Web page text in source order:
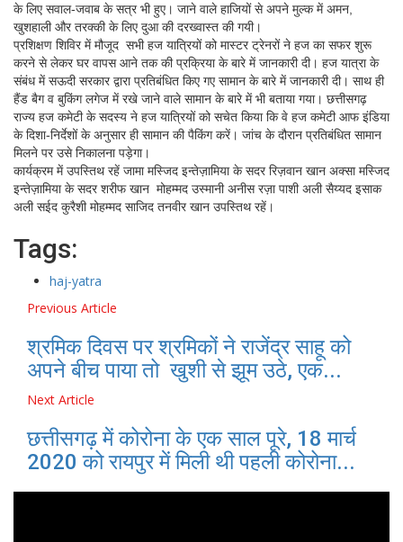
के लिए सवाल-जवाब के सत्र भी हुए। जाने वाले हाजियों से अपने मुल्क में अमन,
खुशहाली और तरक्की के लिए दुआ की दरख्वास्त की गयी।
प्रशिक्षण शिविर में मौजूद सभी हज यात्रियों को मास्टर ट्रेनरों ने हज का सफर शुरू
करने से लेकर घर वापस आने तक की प्रक्रिया के बारे में जानकारी दी। हज यात्रा के
संबंध में सऊदी सरकार द्वारा प्रतिबंधित किए गए सामान के बारे में जानकारी दी। साथ ही
हैंड बैग व बुकिंग लगेज में रखे जाने वाले सामान के बारे में भी बताया गया। छत्तीसगढ़
राज्य हज कमेटी के सदस्य ने हज यात्रियों को सचेत किया कि वे हज कमेटी आफ इंडिया
के दिशा-निर्देशों के अनुसार ही सामान की पैकिंग करें। जांच के दौरान प्रतिबंधित सामान
मिलने पर उसे निकालना पड़ेगा।
कार्यक्रम में उपस्तिथ रहें जामा मस्जिद इन्तेज़ामिया के सदर रिज़वान खान अक्सा मस्जिद
इन्तेज़ामिया के सदर शरीफ खान मोहम्मद उस्मानी अनीस रज़ा पाशी अली सैय्यद इसाक
अली सईद कुरैशी मोहम्मद साजिद तनवीर खान उपस्तिथ रहें।
Tags:
haj-yatra
Previous Article
श्रमिक दिवस पर श्रमिकों ने राजेंद्र साहू को
अपने बीच पाया तो खुशी से झूम उठे, एक...
Next Article
छत्तीसगढ़ में कोरोना के एक साल पूरे, 18 मार्च
2020 को रायपुर में मिली थी पहली कोरोना...